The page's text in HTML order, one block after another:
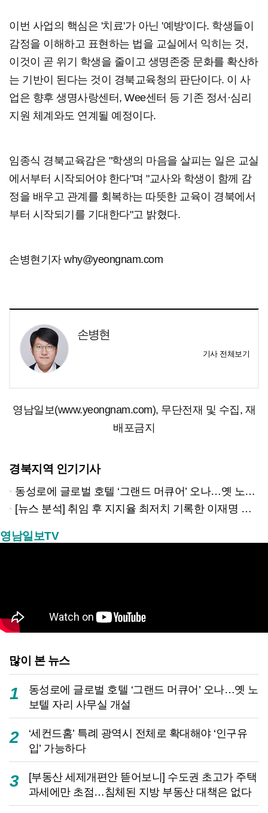
이번 사업의 핵심은 '치료'가 아닌 '예방'이다. 학생들이
감정을 이해하고 표현하는 법을 교실에서 익히는 것,
이것이 곧 위기 학생을 줄이고 생명존중 문화를 확산하
는 기반이 된다는 것이 경북교육청의 판단이다. 이 사
업은 향후 생명사랑센터, Wee센터 등 기존 정서·심리
지원 체계와도 연계될 예정이다.
임종식 경북교육감은 "학생의 마음을 살피는 일은 교실
에서부터 시작되어야 한다"며 "교사와 학생이 함께 감
정을 배우고 관계를 회복하는 따뜻한 교육이 경북에서
부터 시작되기를 기대한다"고 밝혔다.
손병현기자 why@yeongnam.com
손병현
기사 전체보기
영남일보(www.yeongnam.com), 무단전재 및 수집, 재
배포금지
경북지역 인기기사
동성로에 글로벌 호텔 ‘그랜드 머큐어’ 오나…옛 노보텔 자리 사무실 개설
[뉴스 분석] 취임 후 지지율 최저치 기록한 이재명 대통령…왜?
영남일보TV
많이 본 뉴스
1
동성로에 글로벌 호텔 ‘그랜드 머큐어’ 오나…옛 노
보텔 자리 사무실 개설
2
‘세컨드홈’ 특례 광역시 전체로 확대해야 ‘인구유
입’ 가능하다
3
[부동산 세제개편안 뜯어보니] 수도권 초고가 주택
과세에만 초점…침체된 지방 부동산 대책은 없다